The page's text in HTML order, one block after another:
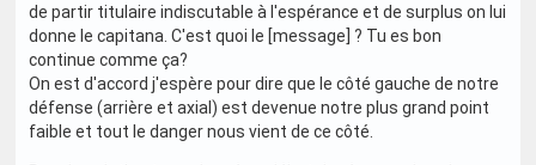
de partir titulaire indiscutable à l'espérance et de surplus on lui
donne le capitana. C'est quoi le [message] ? Tu es bon
continue comme ça?
On est d'accord j'espère pour dire que le côté gauche de notre
défense (arrière et axial) est devenue notre plus grand point
faible et tout le danger nous vient de ce côté.